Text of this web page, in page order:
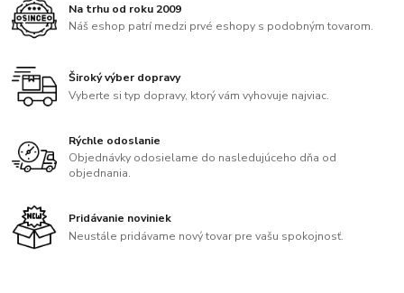
Na trhu od roku 2009
Náš eshop patrí medzi prvé eshopy s podobným tovarom.
Široký výber dopravy
Vyberte si typ dopravy, ktorý vám vyhovuje najviac.
Rýchle odoslanie
Objednávky odosielame do nasledujúceho dňa od
objednania.
Pridávanie noviniek
Neustále pridávame nový tovar pre vašu spokojnosť.